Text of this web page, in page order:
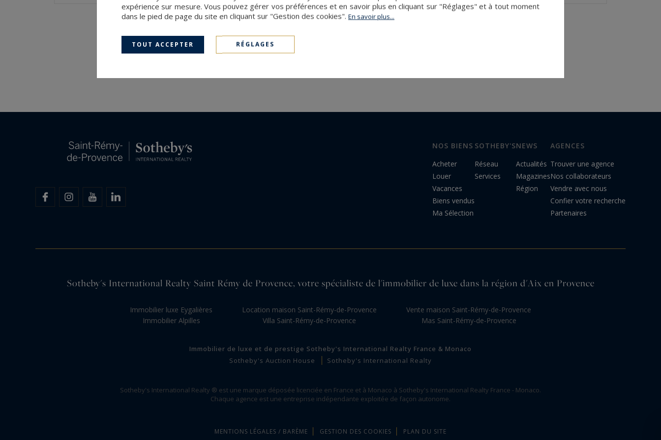
NOS BIENS
Acheter
Louer
Vacances
Biens vendus
Ma Sélection
SOTHEBY'S
Réseau
Services
NEWS
Actualités
Magazines
Région
AGENCES
Trouver une agence
Nos collaborateurs
Vendre avec nous
Confier votre recherche
Partenaires
Sotheby's International Realty Saint Rémy de Provence, votre spécialiste de l'immobilier de luxe dans la région d'Aix en Provence
Immobilier luxe Eygalières
Immobilier Alpilles
Location maison Saint-Rémy-de-Provence
Villa Saint-Rémy-de-Provence
Vente maison Saint-Rémy-de-Provence
Mas Saint-Rémy-de-Provence
Immobilier de luxe et de prestige Sotheby's International Realty France & Monaco
Sotheby's Auction House
Sotheby's International Realty
Sotheby's International Realty ® est une marque déposée licenciée en France et à Monaco à Sotheby's International Realty France - Monaco.
Chaque agence est une entreprise indépendante exploitée de façon autonome.
MENTIONS LÉGALES / BARÈME GESTION DES COOKIES PLAN DU SITE
expérience sur mesure. Vous pouvez gérer vos préférences et en savoir plus en cliquant sur "Réglages" et à tout moment
dans le pied de page du site en cliquant sur "Gestion des cookies". En savoir plus...
TOUT ACCEPTER RÉGLAGES